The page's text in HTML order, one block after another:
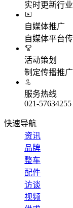
实时更新行
自媒体推广
自媒体平台
活动策划
制定传播推
服务热线
021-57634255
快速导航
资讯
品牌
整车
配件
访谈
视频